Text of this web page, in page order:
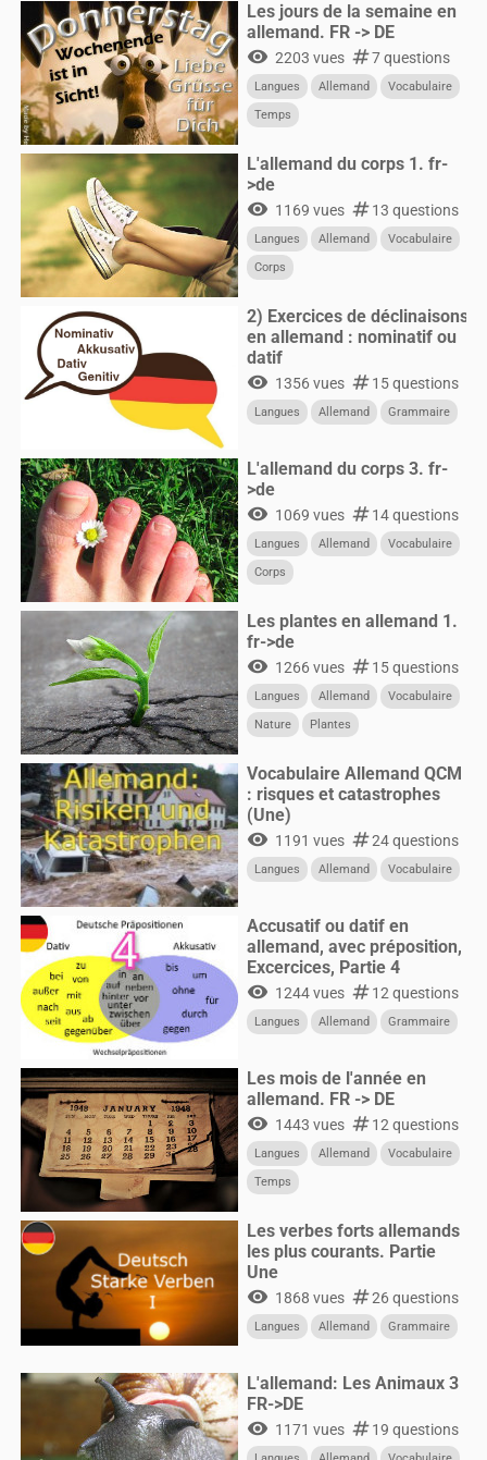
Les jours de la semaine en
allemand. FR -> DE
visibility 2203 vues numbers7 questions
Langues Allemand
Vocabulaire
Temps
L'allemand du corps 1. fr-
>de
visibility 1169 vues numbers13 questions
Langues Allemand
Vocabulaire
Corps
2) Exercices de déclinaisons
en allemand : nominatif ou
datif
visibility 1356 vues numbers15 questions
Langues Allemand Grammaire
L'allemand du corps 3. fr-
>de
visibility 1069 vues numbers14 questions
Langues Allemand
Vocabulaire
Corps
Les plantes en allemand 1.
fr->de
visibility 1266 vues numbers15 questions
Langues Allemand
Vocabulaire
Nature
Plantes
Vocabulaire Allemand QCM
: risques et catastrophes
(Une)
visibility 1191 vues numbers24 questions
Langues Allemand Vocabulaire
Accusatif ou datif en
allemand, avec préposition,
Excercices, Partie 4
visibility 1244 vues numbers12 questions
Langues Allemand Grammaire
Les mois de l'année en
allemand. FR -> DE
visibility 1443 vues numbers12 questions
Langues Allemand
Vocabulaire
Temps
Les verbes forts allemands
les plus courants. Partie
Une
visibility 1868 vues numbers26 questions
Langues Allemand Grammaire
L'allemand: Les Animaux 3
FR->DE
visibility 1171 vues numbers19 questions